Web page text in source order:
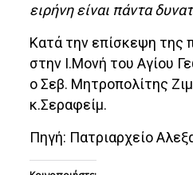
ειρήνη είναι πάντα
Κατά την επίσκεψη της
στην Ι.Μονή του Αγίου
ο Σεβ. Μητροπολίτης
κ.Σεραφείμ.
Πηγή: Πατριαρχείο